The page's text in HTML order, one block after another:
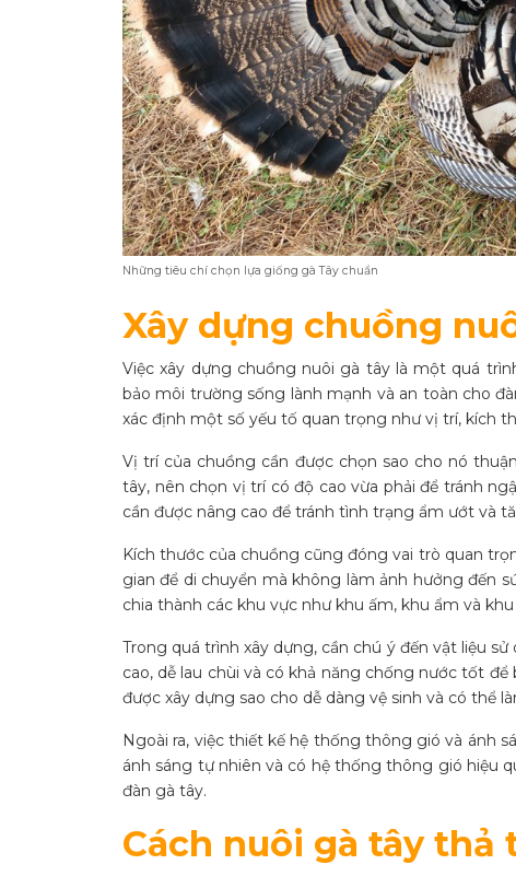
Những tiêu chí chọn lựa giống gà Tây chuẩn
Xây dựng chuồng
Việc xây dựng chuồng nuôi gà tây là một quá
bảo môi trường sống lành mạnh và an toàn cho
xác định một số yếu tố quan trọng như vị trí, kích
Vị trí của chuồng cần được chọn sao cho nó
tây, nên chọn vị trí có độ cao vừa phải để tránh
cần được nâng cao để tránh tình trạng ẩm ướt và
Kích thước của chuồng cũng đóng vai trò quan
gian để di chuyển mà không làm ảnh hưởng đến
chia thành các khu vực như khu ấm, khu ẩm và
Trong quá trình xây dựng, cần chú ý đến vật liệu
cao, dễ lau chùi và có khả năng chống nước tốt
được xây dựng sao cho dễ dàng vệ sinh và có thể
Ngoài ra, việc thiết kế hệ thống thông gió và ánh
ánh sáng tự nhiên và có hệ thống thông gió hiệu
đàn gà tây.
Cách nuôi gà tây thả